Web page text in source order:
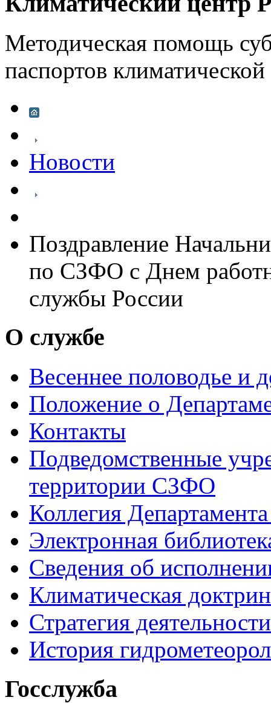
Методическая помощь
паспортов
Новости
Поздравление
по СЗФО с Днем
службы России
О службе
Весеннее половодье и
Положение о
Контакты
Подведомственные
территории СЗФО
Коллегия
Электронная
Сведения об
Климатическая
Стратегия деятельности
История
Госслужба